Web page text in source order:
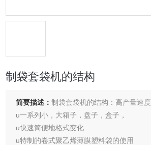
制袋套袋机的结构
简要描述：制袋套袋机的结构：高产量速度
u一系列小，大箱子，盘子，盒子，
u快速简便地格式变化
u特制的卷式聚乙烯薄膜塑料袋的使用